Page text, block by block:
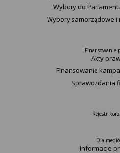
Wybory do
Wybory samorządowe
Finansowanie
Akty
Finansowanie
Sprawozdania
Rejestr
Dla
Informacje